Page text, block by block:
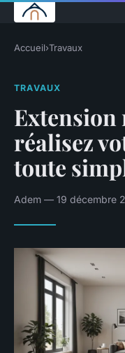
Accueil›Travaux
TRAVAUX
Extension
réalisez
toute
Adem — 19 décembre